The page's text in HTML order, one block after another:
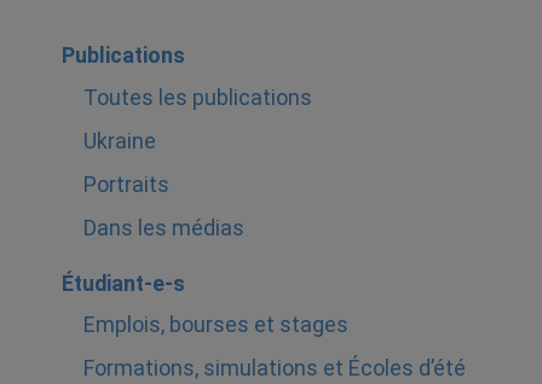
Publications
Toutes les publications
Ukraine
Portraits
Dans les médias
Étudiant-e-s
Emplois, bourses et stages
Formations, simulations et Écoles d’été